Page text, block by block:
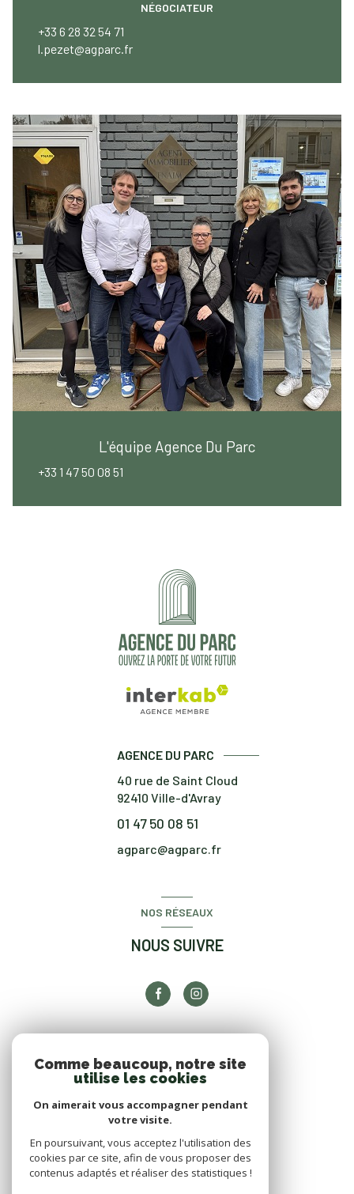
NÉGOCIATEUR
+33 6 28 32 54 71
l.pezet@agparc.fr
L'équipe Agence Du Parc
+33 1 47 50 08 51
AGENCE DU PARC
40 rue de Saint Cloud
92410 Ville-d'Avray
01 47 50 08 51
agparc@agparc.fr
NOS RÉSEAUX
NOUS SUIVRE
NOUS ADHÉRONS
Comme beaucoup, notre site
utilise les cookies
On aimerait vous accompagner pendant
votre visite.
En poursuivant, vous acceptez l'utilisation des
cookies par ce site, afin de vous proposer des
contenus adaptés et réaliser des statistiques !